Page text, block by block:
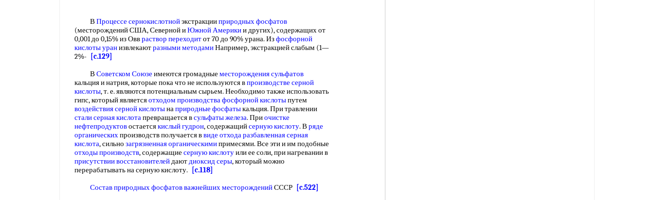
ВПроцессе сернокислотнойэкстракцииприродных фосфатов
(месторождений США, Северной иЮжной Америкии других), содержащих от
0,001 до 0,15% из Оввраствор переходитот 70 до 90% урана. Изфосфорной
кислоты уранизвлекаютразными методамиНапример, экстракцией слабым (1—
2%-
[c.129]
ВСоветском Союзе имеются громадные месторождения сульфатов
кальция и натрия, которые пока что не используются впроизводстве серной
кислоты, т. е. являются потенциальным сырьем. Необходимо также использовать
гипс, который являетсяотходом производства фосфорной кислотыпутем
воздействия серной кислотынаприродные фосфатыкальция. При травлении
стали серная кислотапревращается всульфаты железа. Приочистке
нефтепродуктовостаетсякислый гудрон, содержащийсерную кислоту. Вряде
органическихпроизводств получается ввиде отходаразбавленная серная
кислота, сильно загрязненная органическимипримесями. Все эти и им подобные
отходы производств, содержащие серную кислотуили ее соли, при нагревании в
присутствии восстановителейдаютдиоксид серы, который можно
перерабатывать на серную кислоту.
[c.118]
Состав природных фосфатовважнейших месторожденийСССР
[c.522]